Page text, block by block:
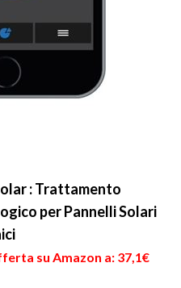
: Trattamento
per Pannelli Solari
su Amazon a: 37,1€